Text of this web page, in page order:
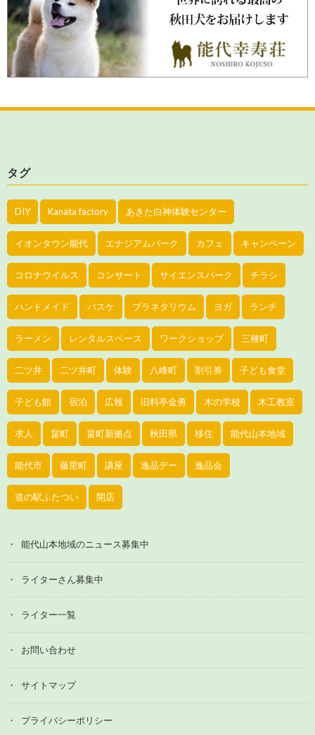
タグ
DIY Kanata factory あきた白神体験センター
イオンタウン能代 エナジアムパーク カフェ キャンペーン
コロナウイルス コンサート サイエンスパーク チラシ
ハンドメイド バスケ プラネタリウム ヨガ ランチ
ラーメン レンタルスペース ワークショップ 三種町
二ツ井 二ツ井町 体験 八峰町 割引券 子ども食堂
子ども館 宿泊 広報 旧料亭金勇 木の学校 木工教室
求人 畠町 畠町新拠点 秋田県 移住 能代山本地域
能代市 藤里町 講座 逸品デー 逸品会
道の駅ふたつい 開店
能代山本地域のニュース募集中
ライターさん募集中
ライター一覧
お問い合わせ
サイトマップ
プライバシーポリシー